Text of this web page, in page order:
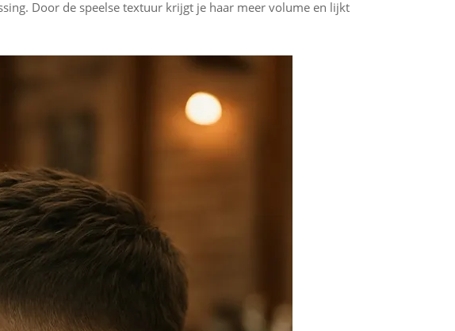
Door de speelse textuur krijgt je haar meer volume en lijkt